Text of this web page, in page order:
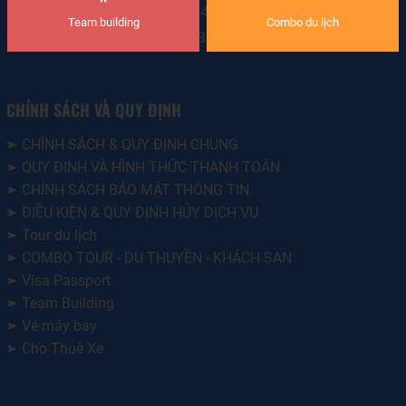
• GPKD LH nội địa: 79-0134/2019/SDL
• GPKD LH quốc tế: 19-1632/2023/TCDL-GP LHQT
CHÍNH SÁCH VÀ QUY ĐỊNH
CHÍNH SÁCH & QUY ĐỊNH CHUNG
QUY ĐỊNH VÀ HÌNH THỨC THANH TOÁN
CHÍNH SÁCH BẢO MẬT THÔNG TIN
ĐIỀU KIỆN & QUY ĐỊNH HỦY DỊCH VỤ
Tour du lịch
COMBO TOUR - DU THUYỀN - KHÁCH SẠN
Visa Passport
Team Building
Vé máy bay
Cho Thuê Xe
Team building Combo du lịch